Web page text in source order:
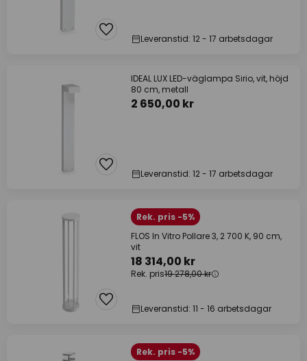
Leveranstid: 12 - 17 arbetsdagar
IDEAL LUX LED-väglampa Sirio, vit, höjd
80 cm, metall
2 650,00 kr
Leveranstid: 12 - 17 arbetsdagar
Rek. pris -5%
FLOS In Vitro Pollare 3, 2 700 K, 90 cm,
vit
18 314,00 kr
Rek. pris19 278,00 kr
Leveranstid: 11 - 16 arbetsdagar
Rek. pris -5%